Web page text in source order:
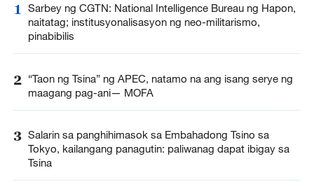
1
Sarbey ng CGTN: National Intelligence Bureau ng Hapon,
naitatag; institusyonalisasyon ng neo-militarismo,
pinabibilis
2 “Taon ng Tsina” ng APEC, natamo na ang isang serye ng
maagang pag-ani— MOFA
3 Salarin sa panghihimasok sa Embahadong Tsino sa
Tokyo, kailangang panagutin: paliwanag dapat ibigay sa
Tsina